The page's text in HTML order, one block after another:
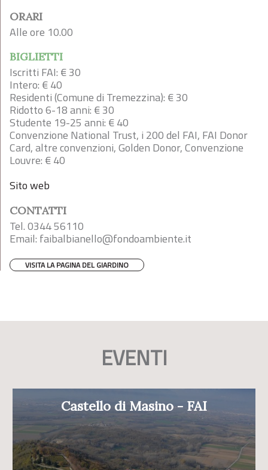
ORARI
Alle ore 10.00
BIGLIETTI
Iscritti FAI: € 30
Intero: € 40
Residenti (Comune di Tremezzina): € 30
Ridotto 6-18 anni: € 30
Studente 19-25 anni: € 40
Convenzione National Trust, i 200 del FAI, FAI Donor
Card, altre convenzioni, Golden Donor, Convenzione
Louvre: € 40
Sito web
CONTATTI
Tel. 0344 56110
Email: faibalbianello@fondoambiente.it
VISITA LA PAGINA DEL GIARDINO
EVENTI
Castello di Masino - FAI